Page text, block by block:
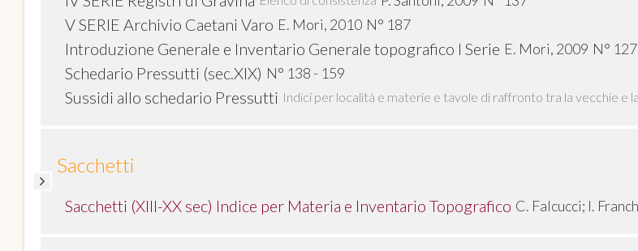
V SERIE Archivio Caetani Varo E. Mori, 2010 N° 187
Introduzione Generale e Inventario Generale topografico I Serie E. Mori, 2009 N° 127
Schedario Pressutti (sec.XIX) N° 138 - 159
Sussidi allo schedario Pressutti Indici per località e materie e tavole di raffronto tra la vecchie e
Sacchetti
Sacchetti (XIII-XX sec) Indice per Materia e Inventario Topografico C. Falcucci; I.